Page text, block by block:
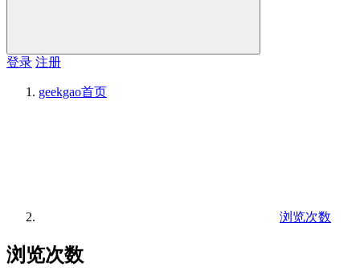
登录 注册
geekgao首页
浏览次数
浏览次数